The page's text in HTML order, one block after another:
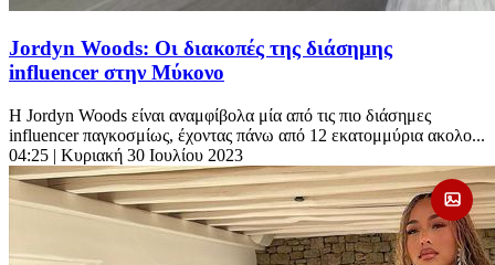
Jordyn Woods: Οι διακοπές της διάσημης
influencer στην Μύκονο
Η Jordyn Woods είναι αναμφίβολα μία από τις πιο διάσημες
influencer παγκοσμίως, έχοντας πάνω από 12 εκατομμύρια ακολο...
04:25 | Κυριακή 30 Ιουλίου 2023